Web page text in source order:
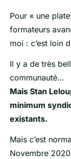
Pour « une
formateurs
moi : c’est loin
Il y a de très
communauté…
Mais Stan
minimum
existants.
Mais c’est
Novembre